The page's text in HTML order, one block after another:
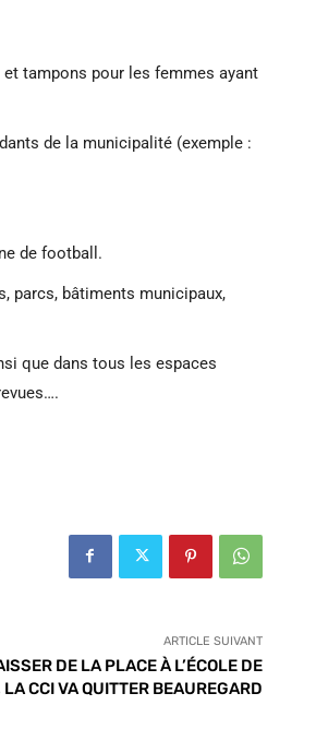
tampons pour les femmes ayant
de la municipalité (exemple :
de football.
parcs, bâtiments municipaux,
que dans tous les espaces
ARTICLE SUIVANT
DE LA PLACE À L’ÉCOLE DE
LA CCI VA QUITTER BEAUREGARD